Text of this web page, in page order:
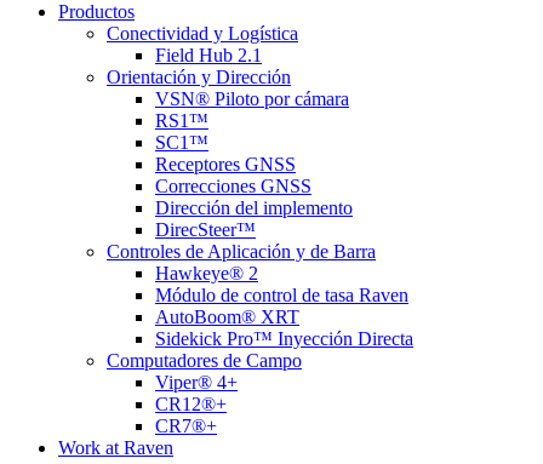
Productos
Conectividad y Logística
Field Hub 2.1
Orientación y Dirección
VSN® Piloto por cámara
RS1™
SC1™
Receptores GNSS
Correcciones GNSS
Dirección del implemento
DirecSteer™
Controles de Aplicación y de Barra
Hawkeye® 2
Módulo de control de tasa Raven
AutoBoom® XRT
Sidekick Pro™ Inyección Directa
Computadores de Campo
Viper® 4+
CR12®+
CR7®+
Work at Raven